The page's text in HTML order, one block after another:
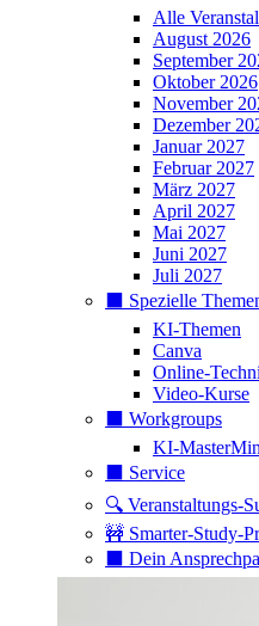
Alle
August 2026
September
Oktober 2026
November
Dezember
Januar 2027
Februar 2027
März 2027
April 2027
Mai 2027
Juni 2027
Juli 2027
⬛️ Spezielle
KI-Themen
Canva
Online-
Video-Kurse
⬛️ Workgroups
KI-
⬛️ Service
🔍 Veranstaltungs-
🚧 Smarter-Study-
⬛️ Dein